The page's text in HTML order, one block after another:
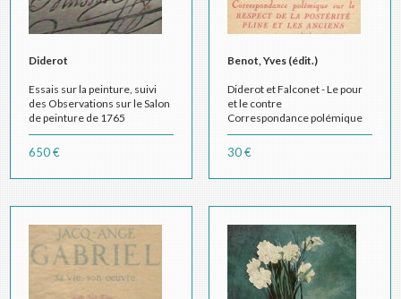
Diderot
Essais sur la peinture, suivi
des Observations sur le Salon
de peinture de 1765
650 €
Benot, Yves (édit.)
Diderot et Falconet - Le pour
et le contre
Correspondance polémique
sur le respect de la postérité
Pline et les Anciens auteurs
qui ont parlé de peinture et de
30 €